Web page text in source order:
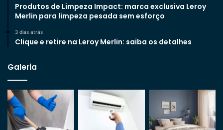
Produtos de Limpeza Impact: marca exclusiva Leroy
Merlin para limpeza pesada sem esforço
3 dias atrás
Clique e retire na Leroy Merlin: saiba os detalhes
Galeria